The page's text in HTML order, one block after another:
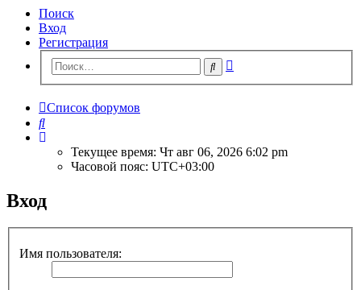
Поиск
Вход
Регистрация
Поиск
Список форумов
Поиск
Текущее время: Чт авг 06, 2026 6:02 pm
Часовой пояс: UTC+03:00
Вход
Имя пользователя: